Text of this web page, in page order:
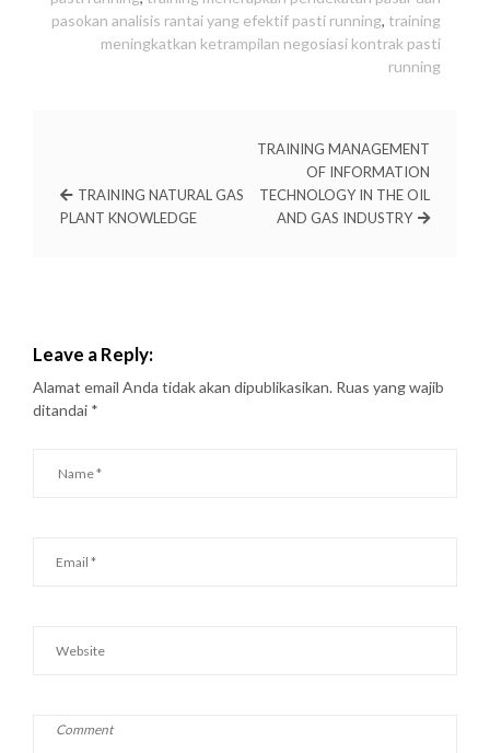
pasokan analisis rantai yang efektif pasti running, training
meningkatkan ketrampilan negosiasi kontrak pasti
running
TRAINING NATURAL GAS
PLANT KNOWLEDGE
TRAINING MANAGEMENT
OF INFORMATION
TECHNOLOGY IN THE OIL
AND GAS INDUSTRY
Leave a Reply:
Alamat email Anda tidak akan dipublikasikan. Ruas yang wajib
ditandai *